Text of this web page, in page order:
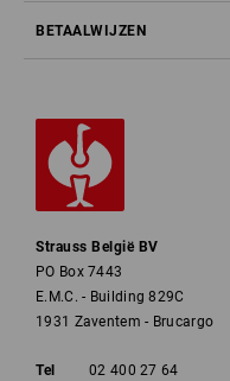
BETAALWIJZEN
Strauss België BV
PO Box 7443
E.M.C. - Building 829C
1931 Zaventem - Brucargo
Tel
02 400 27 64